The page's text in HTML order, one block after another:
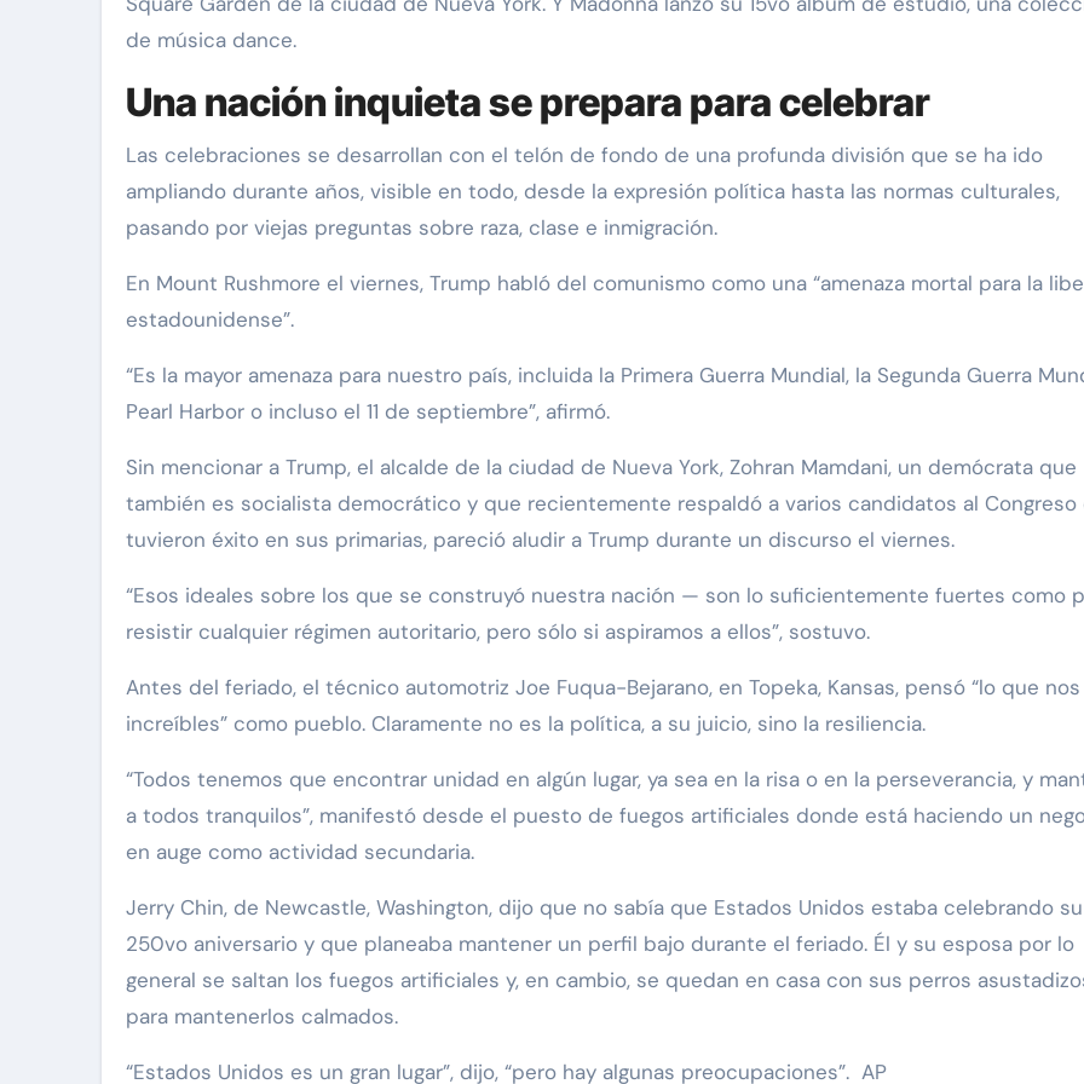
de música dance.
Una nación inquieta se prepara para celebrar
Las celebraciones se desarrollan con el telón de fondo de una profunda división que se ha ido
ampliando durante años, visible en todo, desde la expresión política hasta las normas culturales,
pasando por viejas preguntas sobre raza, clase e inmigración.
En Mount Rushmore el viernes, Trump habló del comunismo como una “amenaza mortal para la
estadounidense”.
“Es la mayor amenaza para nuestro país, incluida la Primera Guerra Mundial, la Segunda Guerra
Pearl Harbor o incluso el 11 de septiembre”, afirmó.
Sin mencionar a Trump, el alcalde de la ciudad de Nueva York, Zohran Mamdani, un demócrata que
también es socialista democrático y que recientemente respaldó a varios candidatos al Congreso
tuvieron éxito en sus primarias, pareció aludir a Trump durante un discurso el viernes.
“Esos ideales sobre los que se construyó nuestra nación — son lo suficientemente fuertes como
resistir cualquier régimen autoritario, pero sólo si aspiramos a ellos”, sostuvo.
Antes del feriado, el técnico automotriz Joe Fuqua-Bejarano, en Topeka, Kansas, pensó “lo que
increíbles” como pueblo. Claramente no es la política, a su juicio, sino la resiliencia.
“Todos tenemos que encontrar unidad en algún lugar, ya sea en la risa o en la perseverancia, y
a todos tranquilos”, manifestó desde el puesto de fuegos artificiales donde está haciendo un
en auge como actividad secundaria.
Jerry Chin, de Newcastle, Washington, dijo que no sabía que Estados Unidos estaba celebrando su
250vo aniversario y que planeaba mantener un perfil bajo durante el feriado. Él y su esposa por lo
general se saltan los fuegos artificiales y, en cambio, se quedan en casa con sus perros
para mantenerlos calmados.
“Estados Unidos es un gran lugar”, dijo, “pero hay algunas preocupaciones”. AP